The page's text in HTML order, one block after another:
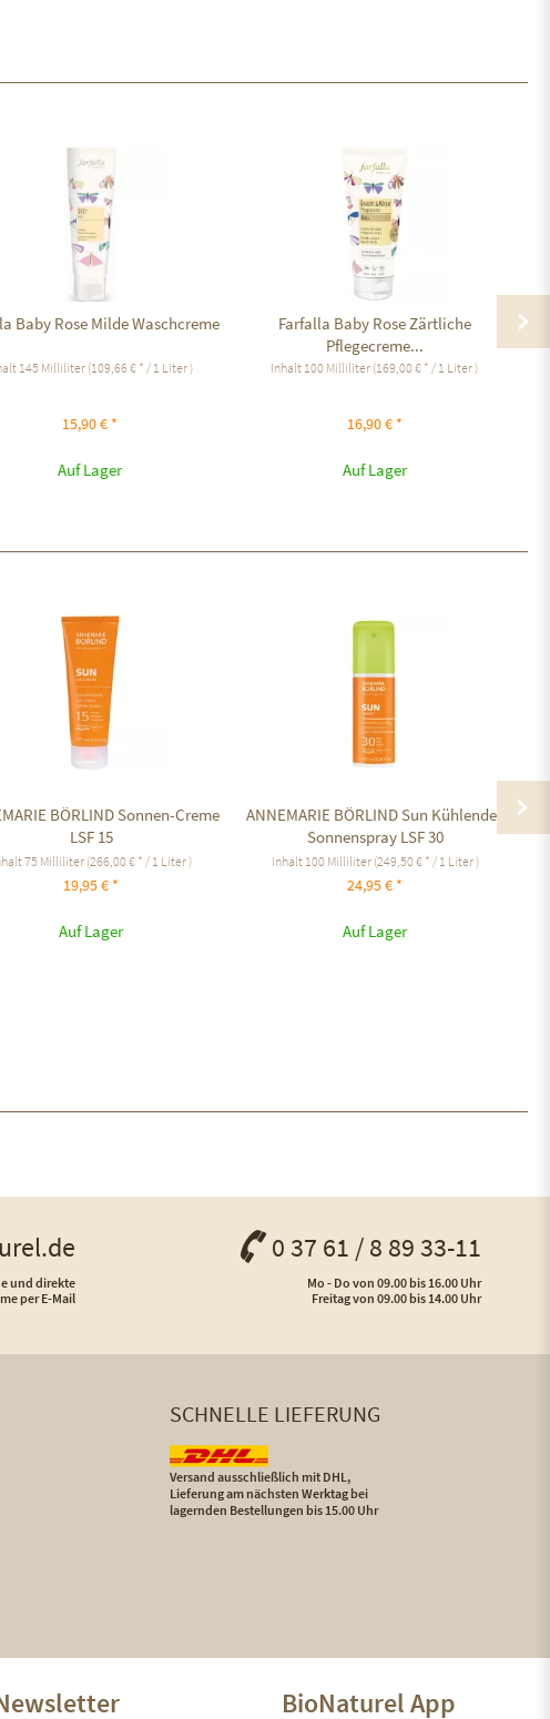
Baby Rose Milde Waschcreme
145 Milliliter (109,66 € * / 1 Liter )
15,90 € *
Auf Lager
Farfalla Baby Rose Zärtliche
Pflegecreme...
Inhalt 100 Milliliter (169,00 € * / 1 Liter )
16,90 € *
Auf Lager
BÖRLIND Sonnen-Creme
LSF 15
75 Milliliter (266,00 € * / 1 Liter )
19,95 € *
Auf Lager
ANNEMARIE BÖRLIND Sun Kühlendes
Sonnenspray LSF 30
Inhalt 100 Milliliter (249,50 € * / 1 Liter )
24,95 € *
Auf Lager
und direkte
per E-Mail
0 37 61 / 8 89 33-11
Mo - Do von 09.00 bis 16.00 Uhr
Freitag von 09.00 bis 14.00 Uhr
SCHNELLE LIEFERUNG
Versand ausschließlich mit DHL,
Lieferung am nächsten Werktag bei
lagernden Bestellungen bis 15.00 Uhr
BioNaturel App